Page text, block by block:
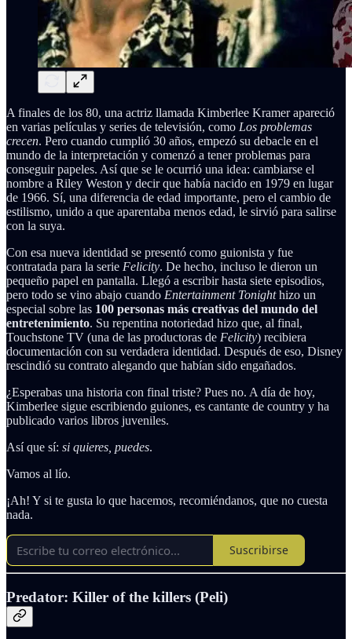
A finales de los 80, una actriz llamada Kimberlee Kramer apareció
en varias películas y series de televisión, como Los problemas
crecen. Pero cuando cumplió 30 años, empezó su debacle en el
mundo de la interpretación y comenzó a tener problemas para
conseguir papeles. Así que se le ocurrió una idea: cambiarse el
nombre a Riley Weston y decir que había nacido en 1979 en lugar
de 1966. Sí, una diferencia de edad importante, pero el cambio de
estilismo, unido a que aparentaba menos edad, le sirvió para salirse
con la suya.
Con esa nueva identidad se presentó como guionista y fue
contratada para la serie Felicity. De hecho, incluso le dieron un
pequeño papel en pantalla. Llegó a escribir hasta siete episodios,
pero todo se vino abajo cuando Entertainment Tonighthizo un
especial sobre las 100 personas más creativas del mundo del
entretenimiento. Su repentina notoriedad hizo que, al final,
Touchstone TV (una de las productoras de Felicity) recibiera
documentación con su verdadera identidad. Después de eso, Disney
rescindió su contrato alegando que habían sido engañados.
¿Esperabas una historia con final triste? Pues no. A día de hoy,
Kimberlee sigue escribiendo guiones, es cantante de country y ha
publicado varios libros juveniles.
Así que sí: si quieres, puedes.
Vamos al lío.
¡Ah! Y si te gusta lo que hacemos, recomiéndanos, que no cuesta
nada.
Suscribirse
Predator: Killer of the killers (Peli)